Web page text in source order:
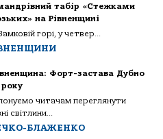
табір «Стежками
на Рівненщині
горі, у четвер...
Форт-застава Дубно
читачам переглянути
світлини...
БЛАЖЕНКО